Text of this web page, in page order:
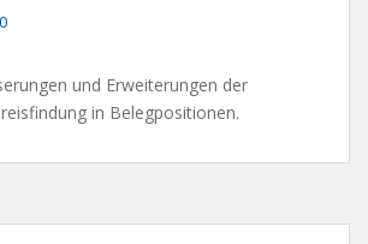
und Erweiterungen der
in Belegpositionen.